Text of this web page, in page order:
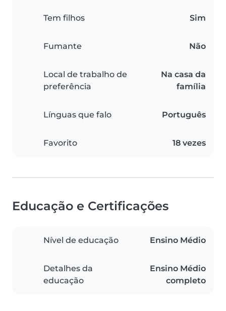
Tem filhos Sim
Fumante Não
Local de trabalho de
preferência
Na casa da
família
Línguas que falo Português
Favorito 18 vezes
Educação e Certificações
Nível de educação Ensino Médio
Detalhes da
educação
Ensino Médio
completo